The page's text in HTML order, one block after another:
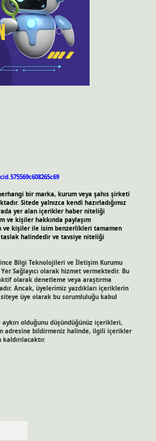
bir marka, kurum veya şahıs şirketi
Sitede yalnızca kendi hazırladığımız
yer alan içerikler haber niteliği
ve kişiler hakkında paylaşım
ve kişiler ile isim benzerlikleri tamamen
halindedir ve tavsiye niteliği
Bilgi Teknolojileri ve İletişim Kurumu
Sağlayıcı olarak hizmet vermektedir. Bu
olarak denetleme veya araştırma
Ancak, üyelerimiz yazdıkları içeriklerin
üye olarak bu sorumluluğu kabul
olduğunu düşündüğünüz içerikleri,
adresine bildirmeniz halinde, ilgili içerikler